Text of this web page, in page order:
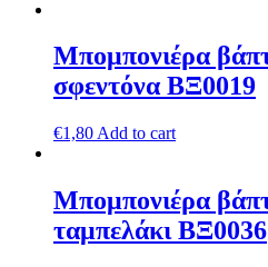
Μπομπονιέρα
σφεντόνα ΒΞ0019
€1,80 Add to cart
Μπομπονιέρα
ταμπελάκι ΒΞ0036